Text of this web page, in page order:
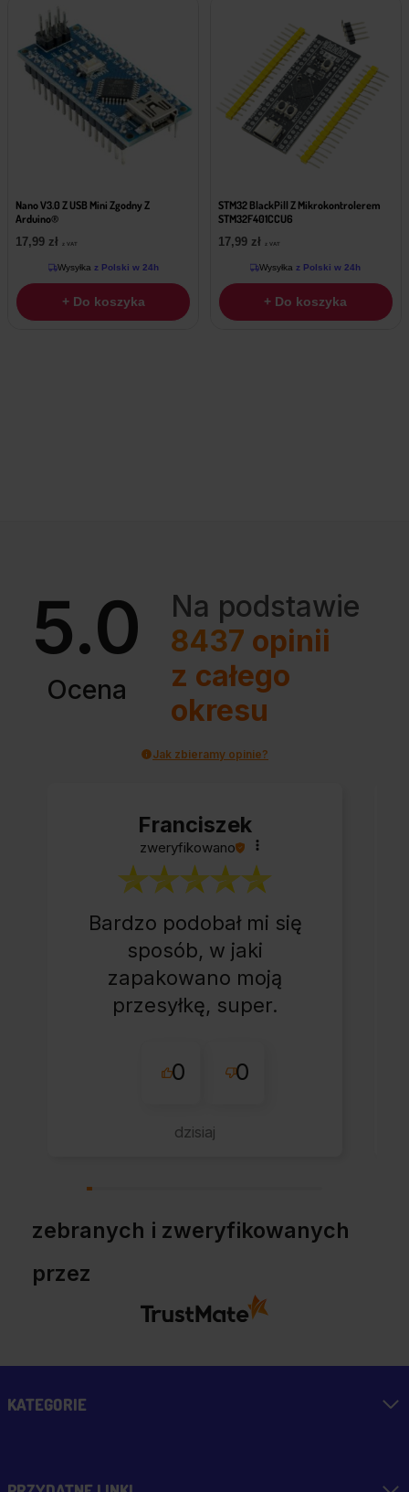
Nano V3.0 Z USB Mini Zgodny Z
Arduino®
17,99 zł z VAT
Wysyłka z Polski w 24h
+ Do koszyka
STM32 BlackPill Z Mikrokontrolerem
STM32F401CCU6
17,99 zł z VAT
Wysyłka z Polski w 24h
+ Do koszyka
5.0
Ocena
Na podstawie
8437 opinii
z całego
okresu
Jak zbieramy opinie?
Franciszek
zweryfikowano
Bardzo podobał mi się
sposób, w jaki
zapakowano moją
przesyłkę, super.
0 0
dzisiaj
zebranych i zweryfikowanych
przez
KATEGORIE